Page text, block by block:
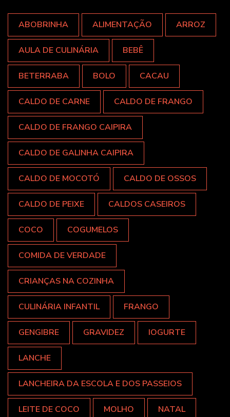
ABOBRINHA ALIMENTAÇÃO ARROZ
AULA DE CULINÁRIA BEBÊ
BETERRABA BOLO CACAU
CALDO DE CARNE CALDO DE FRANGO
CALDO DE FRANGO CAIPIRA
CALDO DE GALINHA CAIPIRA
CALDO DE MOCOTÓ CALDO DE OSSOS
CALDO DE PEIXE CALDOS CASEIROS
COCO COGUMELOS
COMIDA DE VERDADE
CRIANÇAS NA COZINHA
CULINÁRIA INFANTIL FRANGO
GENGIBRE GRAVIDEZ IOGURTE
LANCHE
LANCHEIRA DA ESCOLA E DOS PASSEIOS
LEITE DE COCO MOLHO NATAL